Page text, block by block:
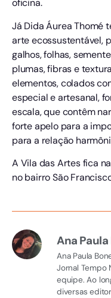
oficina.
Já Dida Áurea Thomé
arte ecossustentável,
galhos, folhas,
plumas, fibras e
elementos, colados
especial e artesanal,
escala, que contêm
forte apelo para a
para a relação
A Vila das Artes fica
no bairro São
Ana
Ana Paula
Jornal Tempo
equipe. Ao
diversas